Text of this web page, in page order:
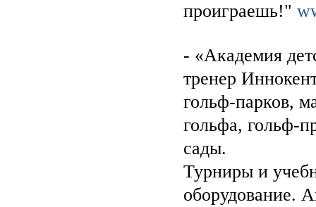
проиграешь!"
- «Академия
тренер
гольф-парков,
гольфа, гольф-
сады.
Турниры и
оборудование.